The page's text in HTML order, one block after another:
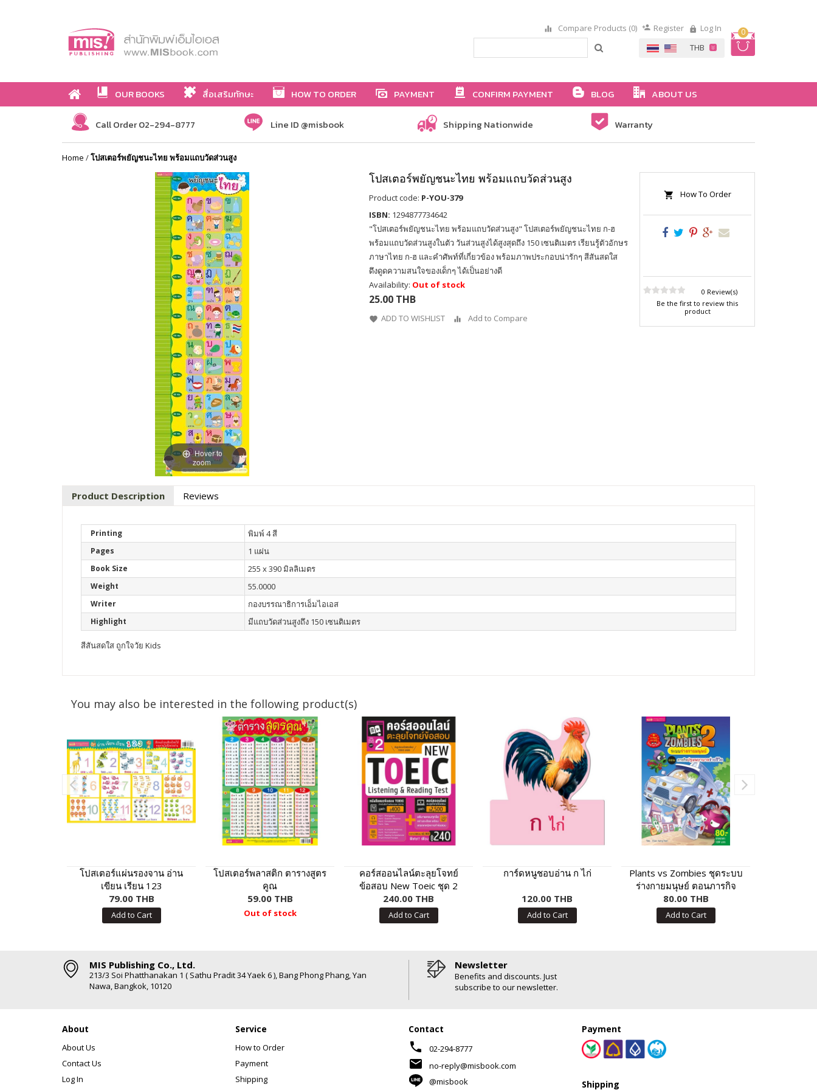
0
Compare Products (0) Register Log In
OUR BOOKS สื่อเสริมทักษะ HOW TO ORDER PAYMENT CONFIRM PAYMENT BLOG ABOUT US
Call Order 02-294-8777 Line ID @misbook Shipping Nationwide Warranty
Home /โปสเตอร์พยัญชนะไทย พร้อมแถบวัดส่วนสูง
Hover to
zoom
โปสเตอร์พยัญชนะไทย พร้อมแถบวัดส่วนสูง
Product code: P-YOU-379
ISBN: 1294877734642
"โปสเตอร์พยัญชนะไทย พร้อมแถบวัดส่วนสูง" โปสเตอร์พยัญชนะไทย ก-ฮ
พร้อมแถบวัดส่วนสูงในตัว วันส่วนสูงได้สูงสุดถึง 150 เซนติเมตร เรียนรู้ตัวอักษร
ภาษาไทย ก-ฮ และคำศัพท์ที่เกี่ยวข้อง พร้อมภาพประกอบน่ารักๆ สีสันสดใส
ดึงดูดความสนใจของเด็กๆ ได้เป็นอย่างดี
Availability: Out of stock
25.00 THB
ADD TO WISHLIST Add to Compare
How To Order
0 Review(s)
Be the first to review this
product
Product Description Reviews
Printing พิมพ์ 4 สี
Pages 1 แผ่น
Book Size 255 x 390 มิลลิเมตร
Weight 55.0000
Writer กองบรรณาธิการเอ็มไอเอส
Highlight มีแถบวัดส่วนสูงถึง 150 เซนติเมตร
สีสันสดใส ถูกใจวัย Kids
You may also be interested in the following product(s)
โปสเตอร์แผ่นรองจาน อ่าน
เขียน เรียน 123
79.00 THB
Add to Cart
โปสเตอร์พลาสติก ตารางสูตร
คูณ
59.00 THB
Out of stock
คอร์สออนไลน์ตะลุยโจทย์
ข้อสอบ New Toeic ชุด 2
240.00 THB
Add to Cart
การ์ดหนูชอบอ่าน ก ไก่
120.00 THB
Add to Cart
Plants vs Zombies ชุดระบบ
ร่างกายมนุษย์ ตอนภารกิจ
ปฐมพยาบาลช่วยชีวิต
80.00 THB
Add to Cart
MIS Publishing Co., Ltd.
213/3 Soi Phatthanakan 1 ( Sathu Pradit 34 Yaek 6 ), Bang Phong Phang, Yan
Nawa, Bangkok, 10120
Newsletter
Benefits and discounts. Just
subscribe to our newsletter.
About
About Us
Contact Us
Log In
Service
How to Order
Payment
Shipping
Contact
phone 02-294-8777
mail
no-reply@misbook.com
@misbook
Payment
Shipping